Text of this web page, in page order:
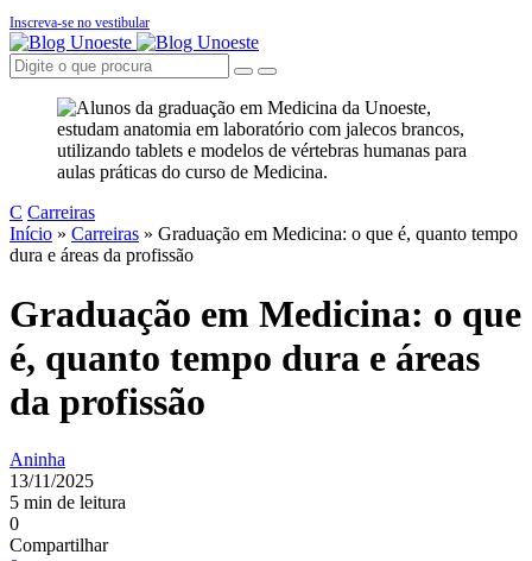
Inscreva-se no vestibular
C Carreiras
Início » Carreiras » Graduação em Medicina: o que é, quanto tempo
dura e áreas da profissão
Graduação em Medicina: o que
é, quanto tempo dura e áreas
da profissão
Aninha
13/11/2025
5 min de leitura
0
Compartilhar